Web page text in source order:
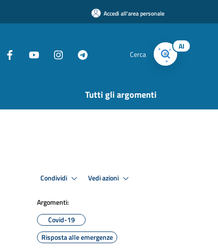
Accedi all'area personale
Cerca
AI
Tutti gli argomenti
Condividi Vedi azioni
Argomenti:
Covid-19
Risposta alle emergenze